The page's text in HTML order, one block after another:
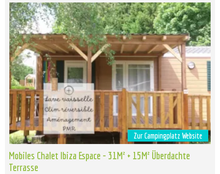
Zur Campingplatz Website
Mobiles Chalet Ibiza Espace - 31M² + 15M² Überdachte
Terrasse